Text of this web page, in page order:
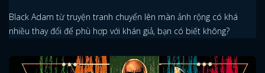
Black Adam từ truyện tranh chuyển lên màn ảnh rộng có khá
nhiều thay đổi để phù hợp với khán giả, bạn có biết không?